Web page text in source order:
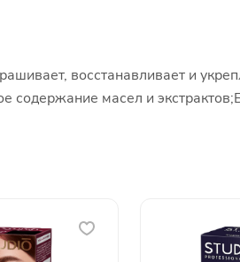
восстанавливает и
содержание масел и